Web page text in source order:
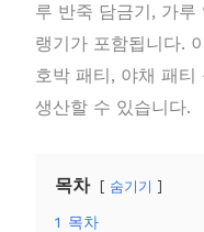
루 반죽 담금기, 가루
랭기가 포함됩니다.
호박 패티, 야채 패
생산할 수 있습니다.
목차 숨기기
1 목차